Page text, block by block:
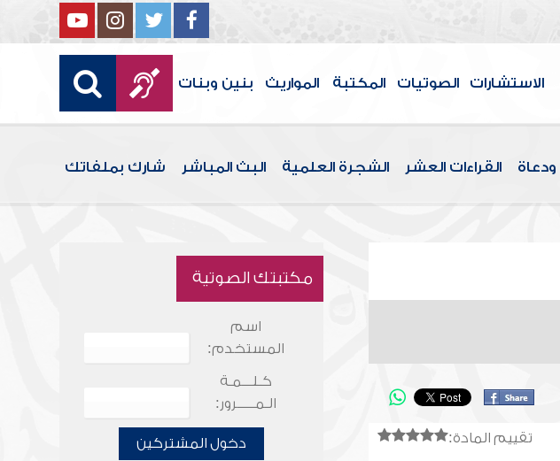
الاستشارات الصوتيات المكتبة المواريث بنين وبنات
ودعاة القراءات العشر الشجرة العلمية البث المباشر شارك بملفاتك
تقييم المادة:
مكتبتك الصوتية
اسم
المستخدم:
كـلـــمـة
الـمـــــرور:
دخول المشتركين